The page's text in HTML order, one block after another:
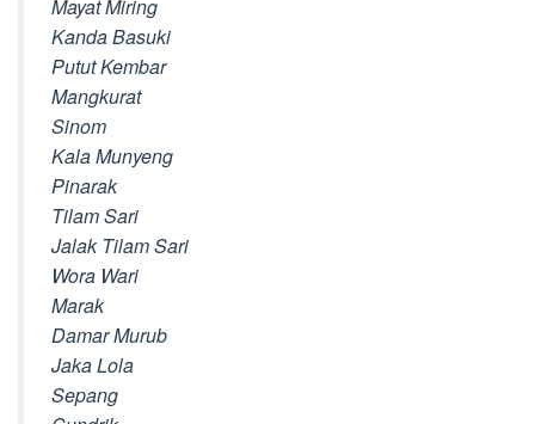
Mayat Miring
Kanda Basuki
Putut Kembar
Mangkurat
Sinom
Kala Munyeng
Pinarak
Tilam Sari
Jalak Tilam Sari
Wora Wari
Marak
Damar Murub
Jaka Lola
Sepang